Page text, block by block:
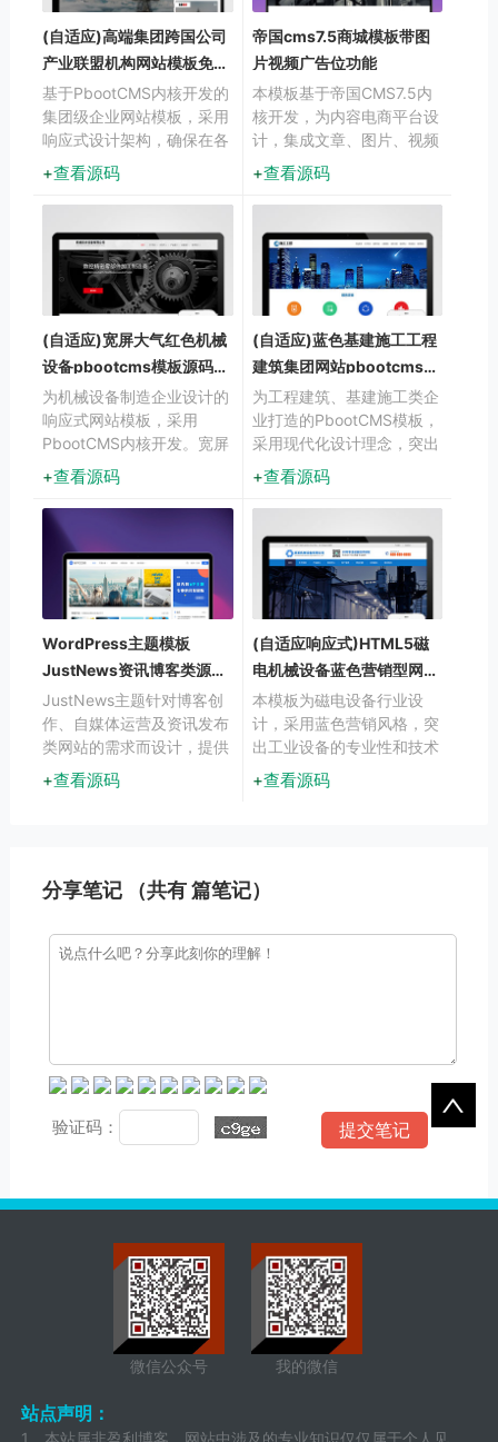
(自适应)高端集团跨国公司
产业联盟机构网站模板免费
下载
基于PbootCMS内核开发的
集团级企业网站模板，采用
响应式设计架构，确保在各
类移动设备上获得浏览体
验。通过模块化布局与简约
大气的视觉风格，帮助集团
企业高效展示组织架构、发
展历程和业务矩阵，建立专
业的企业形象窗口。
查看源码
帝国cms7.5商城模板带图
片视频广告位功能
本模板基于帝国CMS7.5内
核开发，为内容电商平台设
计，集成文章、图片、视频
多媒体展示与广告位管理功
能。采用智能响应式技术，
确保商品内容在不同设备上
获得较优呈现效果，帮助快
速构建专业的内容营销平
台。
查看源码
(自适应)宽屏大气红色机械
设备pbootcms模板源码下
载
为机械设备制造企业设计的
响应式网站模板，采用
PbootCMS内核开发。宽屏
布局突出设备展示效果，红
色工业风格贴合机械行业属
性，支持PC端与手机端自
动适配
查看源码
(自适应)蓝色基建施工工程
建筑集团网站pbootcms模
板下载
为工程建筑、基建施工类企
业打造的PbootCMS模板，
采用现代化设计理念，突出
企业实力与项目展示，帮助
建筑类企业快速建立专业在
线门户。
查看源码
WordPress主题模板
JustNews资讯博客类源码
V5.2.2
JustNews主题针对博客创
作、自媒体运营及资讯发布
类网站的需求而设计，提供
专业的内容展示与管理方
案。该主题集成前端用户中
查看源码
(自适应响应式)HTML5磁
电机械设备蓝色营销型网站
pbootcms模板
本模板为磁电设备行业设
计，采用蓝色营销风格，突
出工业设备的专业性和技术
感。模板结构清晰，能够有
效展示磁电设备的技术参
查看源码
分享笔记 （共有篇笔记）
验证码：
微信公众号 我的微信
站点声明：
1、本站属非盈利博客，网站中涉及的专业知识仅仅属于个人见